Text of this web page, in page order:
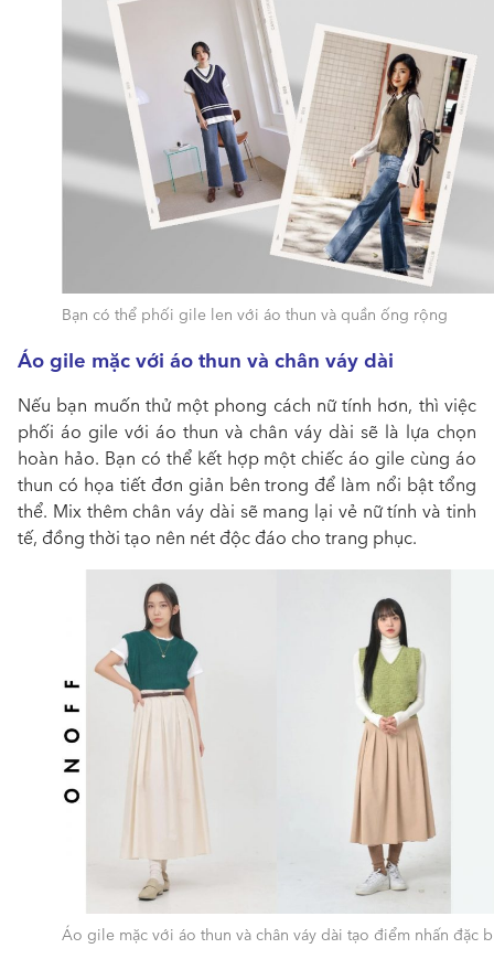
Bạn có thể phối gile len với áo thun và quần ống rộng
Áo gile mặc với áo thun và chân váy dài
Nếu bạn muốn thử một phong cách nữ tính hơn, thì việc
phối áo gile với áo thun và chân váy dài sẽ là lựa chọn
hoàn hảo. Bạn có thể kết hợp một chiếc áo gile cùng áo
thun có họa tiết đơn giản bên trong để làm nổi bật tổng
thể. Mix thêm chân váy dài sẽ mang lại vẻ nữ tính và tinh
tế, đồng thời tạo nên nét độc đáo cho trang phục.
Áo gile mặc với áo thun và chân váy dài tạo điểm nhấn đặc